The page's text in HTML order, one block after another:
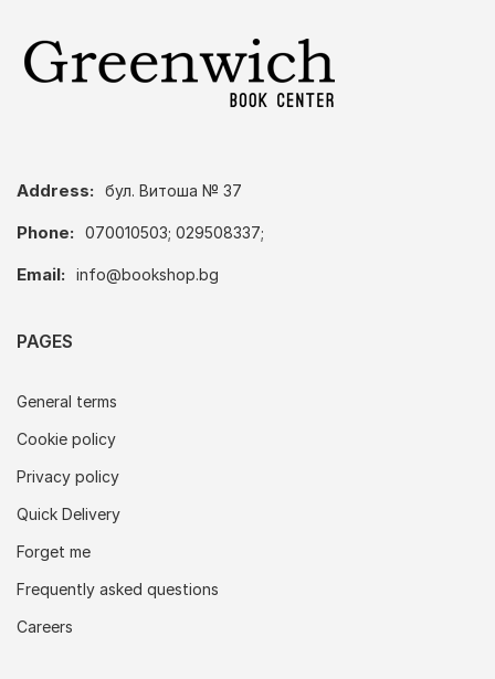
Address: бул. Витоша № 37
Phone: 070010503; 029508337;
Email: info@bookshop.bg
PAGES
General terms
Cookie policy
Privacy policy
Quick Delivery
Forget me
Frequently asked questions
Careers